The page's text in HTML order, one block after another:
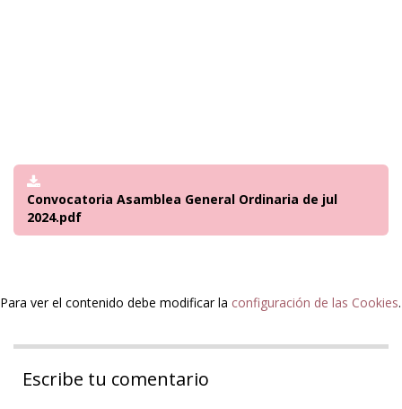
Convocatoria Asamblea General Ordinaria de jul
2024.pdf
Para ver el contenido debe modificar la configuración de las Cookies.
Escribe tu comentario